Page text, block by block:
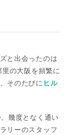
と出会ったのは
の大阪を頻繁に
そのたびに ヒル
幾度となく通い
リーのスタッフ